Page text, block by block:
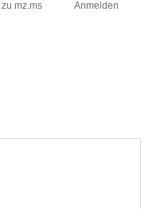
zu mz.ms Anmelden